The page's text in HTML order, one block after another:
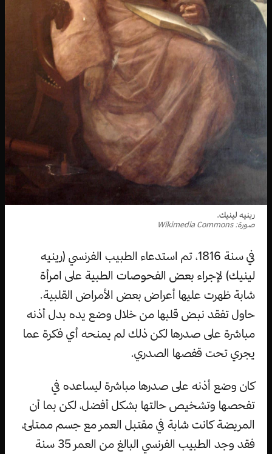
رينيه لينيك.
صورة: Wikimedia Commons
في سنة 1816، تم استدعاء الطبيب الفرنسي (رينيه
لينيك) لإجراء بعض الفحوصات الطبية على امرأة
شابة ظهرت عليها أعراض بعض الأمراض القلبية.
حاول تفقد نبض قلبها من خلال وضع يده بدل أذنه
مباشرة على صدرها لكن ذلك لم يمنحه أي فكرة عما
يجري تحت قفصها الصدري.
كان وضع أذنه على صدرها مباشرة ليساعده في
تفحصها وتشخيص حالتها بشكل أفضل، لكن بما أن
المريضة كانت شابة في مقتبل العمر مع جسم ممتلئ،
فقد وجد الطبيب الفرنسي البالغ من العمر 35 سنة